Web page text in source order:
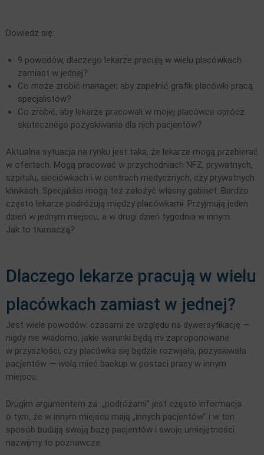
Dowiedz się:
9 powodów, dlaczego lekarze pracują w wielu placówkach
zamiast w jednej?
Co może zrobić manager, aby zapełnić grafik placówki pracą
specjalistów?
Co zrobić, aby lekarze pracowali w mojej placówce oprócz
skutecznego pozyskiwania dla nich pacjentów?
Aktualna sytuacja na rynku jest taka, że lekarze mogą przebierać
w ofertach. Mogą pracować w przychodniach NFZ, prywatnych,
szpitalu, sieciówkach i w centrach medycznych, czy prywatnych
klinikach. Specjaliści mogą też założyć własny gabinet. Bardzo
często lekarze podróżują między placówkami. Przyjmują jeden
dzień w jednym miejscu, a w drugi dzień tygodnia w innym.
Jak to tłumaczą?
Dlaczego lekarze pracują w wielu
placówkach zamiast w jednej?
Jest wiele powodów: czasami ze względu na dywersyfikację —
nigdy nie wiadomo, jakie warunki będą mi zaproponowane
w przyszłości, czy placówka się będzie rozwijała, pozyskiwała
pacjentów — wolą mieć backup w postaci pracy w innym
miejscu.
Drugim argumentem za „podróżami” jest często informacja
o tym, że w innym miejscu mają „innych pacjentów” i w ten
sposób budują swoją bazę pacjentów i swoje umiejętności
nazwijmy to poznawcze.